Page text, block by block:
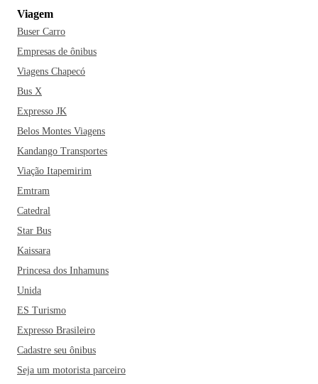
Viagem
Buser Carro
Empresas de ônibus
Viagens Chapecó
Bus X
Expresso JK
Belos Montes Viagens
Kandango Transportes
Viação Itapemirim
Emtram
Catedral
Star Bus
Kaissara
Princesa dos Inhamuns
Unida
ES Turismo
Expresso Brasileiro
Cadastre seu ônibus
Seja um motorista parceiro